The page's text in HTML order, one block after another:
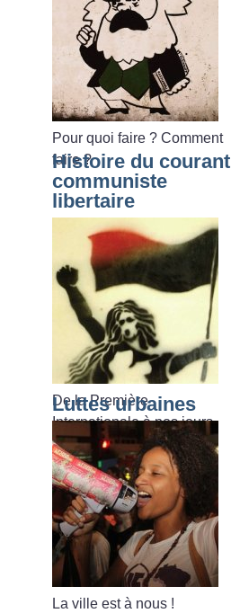
Pour quoi faire ? Comment
faire ?
Histoire du courant
communiste
libertaire
De la Première
Internationale à nos jours.
Luttes urbaines
La ville est à nous !